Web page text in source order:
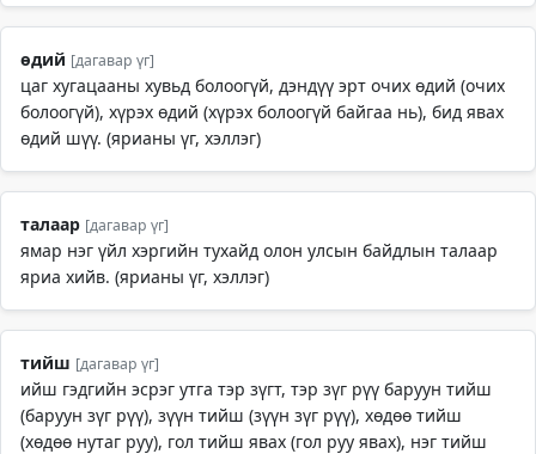
өдий [дагавар үг]
цаг хугацааны хувьд болоогүй, дэндүү эрт очих өдий (очих
болоогүй), хүрэх өдий (хүрэх болоогүй байгаа нь), бид явах
өдий шүү. (ярианы үг, хэллэг)
талаар [дагавар үг]
ямар нэг үйл хэргийн тухайд олон улсын байдлын талаар
яриа хийв. (ярианы үг, хэллэг)
тийш [дагавар үг]
ийш гэдгийн эсрэг утга тэр зүгт, тэр зүг рүү баруун тийш
(баруун зүг рүү), зүүн тийш (зүүн зүг рүү), хөдөө тийш
(хөдөө нутаг руу), гол тийш явах (гол руу явах), нэг тийш